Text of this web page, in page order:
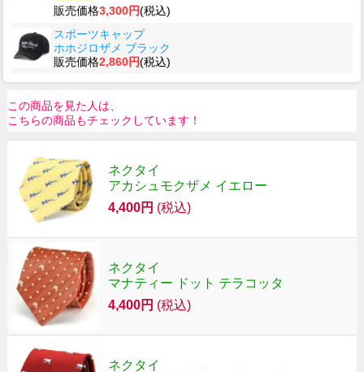
販売価格3,300円(税込)
スポーツキャップ
ホホジロザメ ブラック
販売価格2,860円(税込)
この商品を見た人は、
こちらの商品もチェックしています！
ネクタイ
アカシュモクザメ イエロー
4,400円 (税込)
ネクタイ
マナティー ドット テラコッタ
4,400円 (税込)
ネクタイ